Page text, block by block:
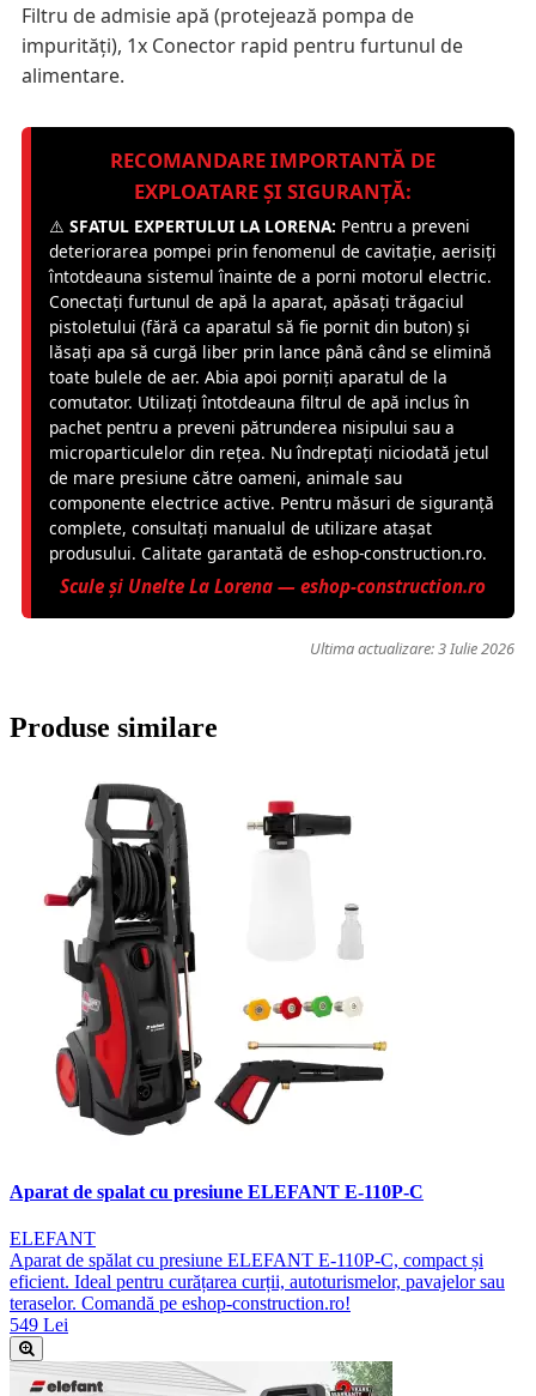
Filtru de admisie apă (protejează pompa de
impurități), 1x Conector rapid pentru furtunul de
alimentare.
RECOMANDARE IMPORTANTĂ DE
EXPLOATARE ȘI SIGURANȚĂ:
⚠️ SFATUL EXPERTULUI LA LORENA: Pentru a preveni
deteriorarea pompei prin fenomenul de cavitație, aerisiți
întotdeauna sistemul înainte de a porni motorul electric.
Conectați furtunul de apă la aparat, apăsați trăgaciul
pistoletului (fără ca aparatul să fie pornit din buton) și
lăsați apa să curgă liber prin lance până când se elimină
toate bulele de aer. Abia apoi porniți aparatul de la
comutator. Utilizați întotdeauna filtrul de apă inclus în
pachet pentru a preveni pătrunderea nisipului sau a
microparticulelor din rețea. Nu îndreptați niciodată jetul
de mare presiune către oameni, animale sau
componente electrice active. Pentru măsuri de siguranță
complete, consultați manualul de utilizare atașat
produsului. Calitate garantată de eshop-construction.ro.
Scule și Unelte La Lorena — eshop-construction.ro
Ultima actualizare:3 Iulie 2026
Produse similare
Aparat de spalat cu presiune ELEFANT E-110P-C
ELEFANT
Aparat de spălat cu presiune ELEFANT E-110P-C, compact și
eficient. Ideal pentru curățarea curții, autoturismelor, pavajelor sau
teraselor. Comandă pe eshop-construction.ro!
549 Lei